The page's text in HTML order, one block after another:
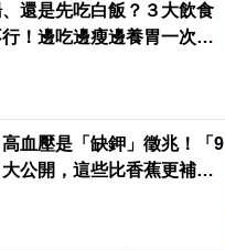
還是先吃白飯？３大飲食
！邊吃邊瘦邊養胃一次做
血壓是「缺鉀」徵兆！「9
公開，這些比香蕉更補鉀